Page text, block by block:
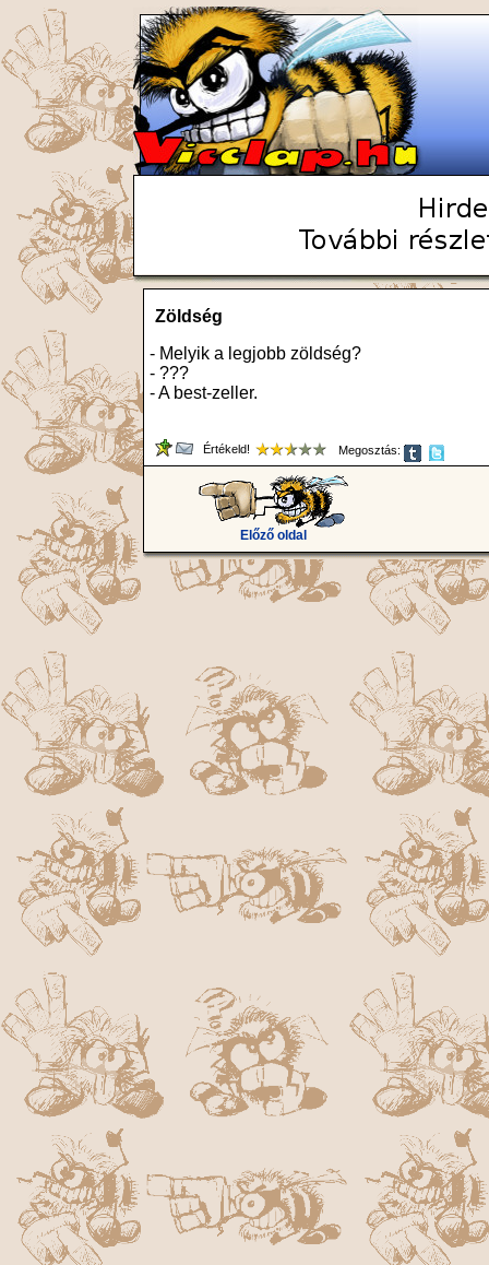
Zöldség
- Melyik a legjobb zöldség?
- ???
- A best-zeller.
Értékeld! Megosztás:
Előző oldal